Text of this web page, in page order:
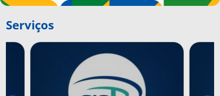
Serviços